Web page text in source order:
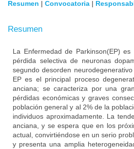
Resumen | Convocatoria |
Resumen
La Enfermedad de Parkinson(EP)
pérdida selectiva de neuronas
segundo desorden
EP es el principal proceso
anciana; se caracteriza por una
pérdidas económicas y graves
población general y al 2% de la
individuos aproximadamente. La
anciana, y se espera que en los
actual, convirtiéndose en un serio
y presenta una amplia